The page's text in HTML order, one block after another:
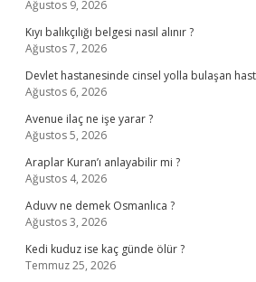
Ağustos 9, 2026
Kıyı balıkçılığı belgesi nasıl alınır ?
Ağustos 7, 2026
Devlet hastanesinde cinsel yolla bulaşan
Ağustos 6, 2026
Avenue ilaç ne işe yarar ?
Ağustos 5, 2026
Araplar Kuran’ı anlayabilir mi ?
Ağustos 4, 2026
Aduvv ne demek Osmanlıca ?
Ağustos 3, 2026
Kedi kuduz ise kaç günde ölür ?
Temmuz 25, 2026